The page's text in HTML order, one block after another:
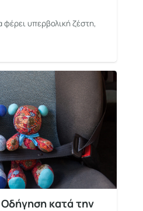
φέρει υπερβολική ζέστη,
κατά την